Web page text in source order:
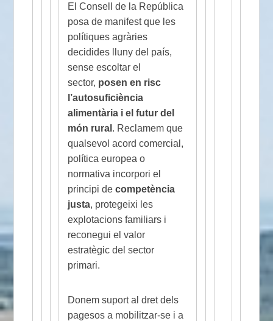
El Consell de la República
posa de manifest que les
polítiques agràries
decidides lluny del país,
sense escoltar el
sector, posen en risc
l’autosuficiència
alimentària i el futur del
món rural . Reclamem que
qualsevol acord comercial,
política europea o
normativa incorpori el
principi de competència
justa, protegeixi les
explotacions familiars i
reconegui el valor
estratègic del sector
primari.
Donem suport al dret dels
pagesos a mobilitzar-se i a